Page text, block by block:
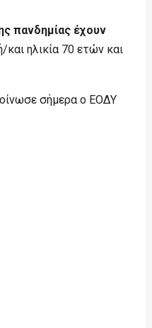
πανδημίας έχουν
και ηλικία 70 ετών και
σήμερα ο ΕΟΔΥ